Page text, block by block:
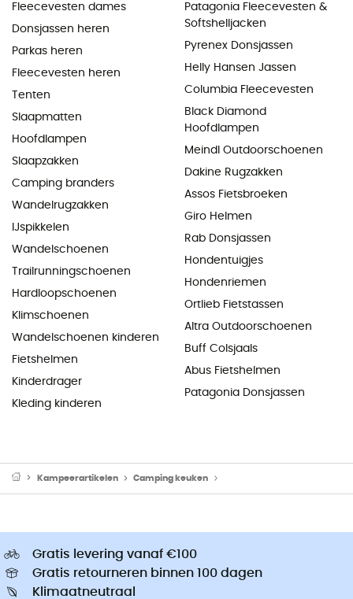
Fleecevesten dames
Donsjassen heren
Parkas heren
Fleecevesten heren
Tenten
Slaapmatten
Hoofdlampen
Slaapzakken
Camping branders
Wandelrugzakken
IJspikkelen
Wandelschoenen
Trailrunningschoenen
Hardloopschoenen
Klimschoenen
Wandelschoenen kinderen
Fietshelmen
Kinderdrager
Kleding kinderen
Patagonia Fleecevesten &
Softshelljacken
Pyrenex Donsjassen
Helly Hansen Jassen
Columbia Fleecevesten
Black Diamond
Hoofdlampen
Meindl Outdoorschoenen
Dakine Rugzakken
Assos Fietsbroeken
Giro Helmen
Rab Donsjassen
Hondentuigjes
Hondenriemen
Ortlieb Fietstassen
Altra Outdoorschoenen
Buff Colsjaals
Abus Fietshelmen
Patagonia Donsjassen
Kampeerartikelen Camping keuken
Gratis levering vanaf €100
Gratis retourneren binnen 100 dagen
Klimaatneutraal